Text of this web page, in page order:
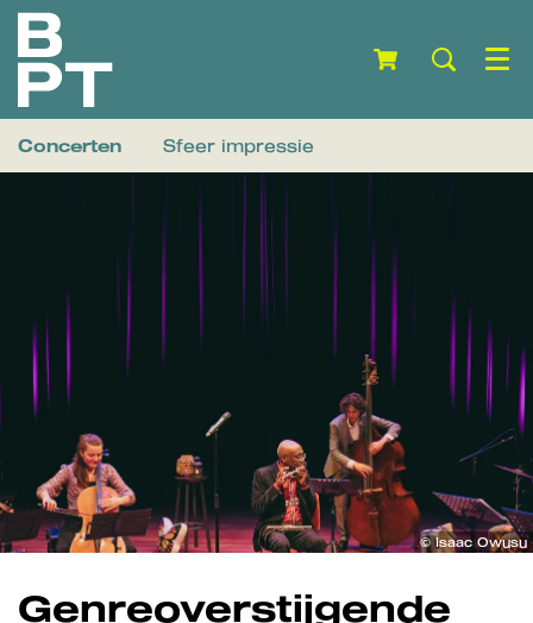
Menu
Concerten Sfeer impressie
© Isaac Owusu
Genreoverstijgende